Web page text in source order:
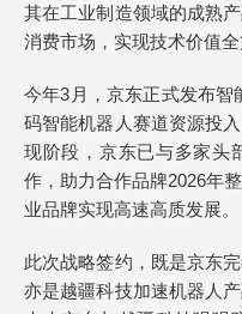
其在工业制造领域的成熟
消费市场，实现技术价值全
今年3月，京东正式发布智
码智能机器人赛道资源投
现阶段，京东已与多家头
作，助力合作品牌2026年
业品牌实现高速高质发展。
此次战略签约，既是京东
亦是越疆科技加速机器人